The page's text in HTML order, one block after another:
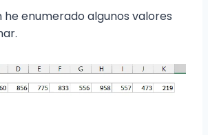
he enumerado algunos valores